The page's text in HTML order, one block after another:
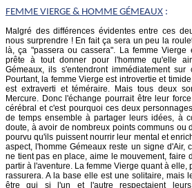
FEMME VIERGE & HOMME GÉMEAUX :
Malgré des différences évidentes entre ces
nous surprendre ! En fait ça sera un peu la
là, ça "passera ou cassera". La femme Vierge
prête à tout donner pour l'homme qu'elle
Gémeaux, ils s'entendront immédiatement
Pourtant, la femme Vierge est introvertie et
est extraverti et téméraire. Mais tous deux
Mercure. Donc l'échange pourrait être leur
cérébral et c'est pourquoi ces deux
de temps ensemble à partager leurs idées, à
doute, à avoir de nombreux points communs ou
pourvu qu'ils puissent nourrir leur mental et
aspect, l'homme Gémeaux reste un signe d'Air,
ne tient pas en place, aime le mouvement, faire
partir à l'aventure. La femme Vierge quant à elle,
rassurera. A la base elle est une solitaire, mais
être qui si l'un et l'autre respectaient leurs